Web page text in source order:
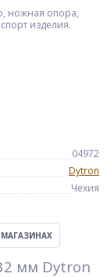
ножная опора,
изделия.
04972
Dytron
Чехия
мм Dytron